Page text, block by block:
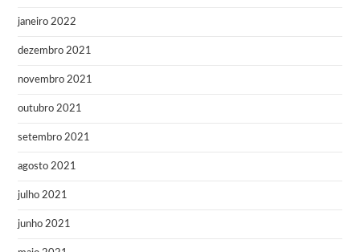
janeiro 2022
dezembro 2021
novembro 2021
outubro 2021
setembro 2021
agosto 2021
julho 2021
junho 2021